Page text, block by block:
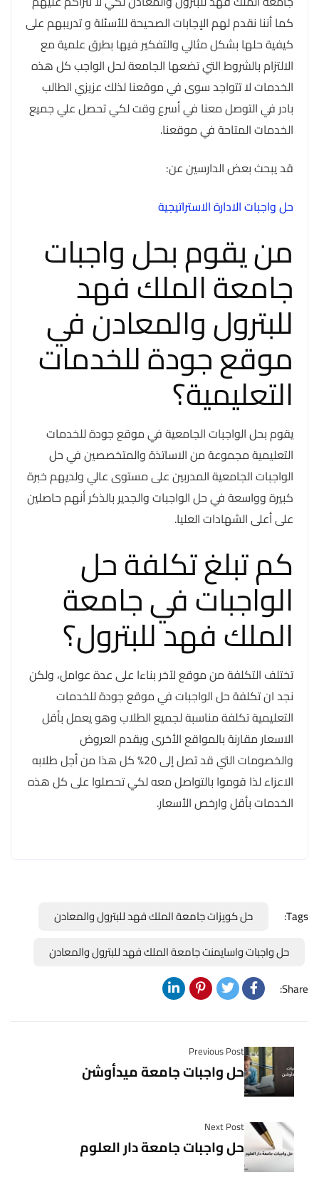
كما أننا نقدم لهم الإجابات الصحيحة للأسئلة و تدريبهم على
كيفية حلها بشكل مثالي والتفكير فيها بطرق علمية مع
الالتزام بالشروط التي تضعها الجامعة لحل الواجب كل هذه
الخدمات لا تتواجد سوى في موقعنا لذلك عزيزي الطالب
بادر في التوصل معنا في أسرع وقت لكي تحصل علي جميع
الخدمات المتاحة في موقعنا.
قد يبحث بعض الدارسين عن:
حل واجبات الادارة الاستراتيجية
من يقوم بحل واجبات
جامعة الملك فهد
للبترول والمعادن في
موقع جودة للخدمات
التعليمية؟
يقوم بحل الواجبات الجامعية في موقع جودة للخدمات
التعليمية مجموعة من الاساتذة والمتخصصين في حل
الواجبات الجامعية المدربين على مستوى عالي ولديهم خبرة
كبيرة وواسعة في حل الواجبات والجدير بالذكر أنهم حاصلين
على أعلى الشهادات العليا.
كم تبلغ تكلفة حل
الواجبات في جامعة
الملك فهد للبترول؟
تختلف التكلفة من موقع لآخر بناءا على عدة عوامل، ولكن
نجد ان تكلفة حل الواجبات في موقع جودة للخدمات
التعليمية تكلفة مناسبة لجميع الطلاب وهو يعمل بأقل
الاسعار مقارنة بالمواقع الأخرى ويقدم العروض
والخصومات التي قد تصل إلى 20% كل هذا من أجل طلابه
الاعزاء لذا قوموا بالتواصل معه لكي تحصلوا على كل هذه
الخدمات بأقل وارخص الأسعار.
Tags:
حل كويزات جامعة الملك فهد للبترول والمعادن
حل واجبات واسايمنت جامعة الملك فهد للبترول والمعادن
Share:
Previous Post
حل واجبات جامعة ميدأوشن
Next Post
حل واجبات جامعة دار العلوم